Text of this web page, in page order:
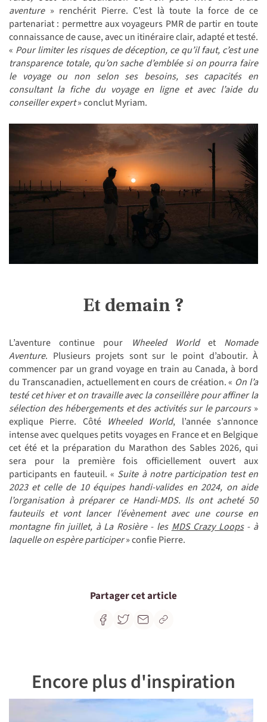
aventure» renchérit Pierre. C’est là toute la force de ce
partenariat : permettre aux voyageurs PMR de partir en toute
connaissance de cause, avec un itinéraire clair, adapté et testé.
« Pour limiter les risques de déception, ce qu’il faut, c’est une
transparence totale, qu’on sache d’emblée si on pourra faire
le voyage ou non selon ses besoins, ses capacités en
consultant la fiche du voyage en ligne et avec l’aide du
conseiller expert» conclut Myriam.
Et demain ?
L’aventure continue pour Wheeled Worldet Nomade
Aventure. Plusieurs projets sont sur le point d’aboutir. À
commencer par un grand voyage en train au Canada, à bord
du Transcanadien, actuellement en cours de création. « On l’a
testé cet hiver et on travaille avec la conseillère pour affiner la
sélection des hébergements et des activités sur le parcours»
explique Pierre. Côté Wheeled World, l’année s’annonce
intense avec quelques petits voyages en France et en Belgique
cet été et la préparation du Marathon des Sables 2026, qui
sera pour la première fois officiellement ouvert aux
participants en fauteuil. « Suite à notre participation test en
2023 et celle de 10 équipes handi-valides en 2024, on aide
l’organisation à préparer ce Handi-MDS. Ils ont acheté 50
fauteuils et vont lancer l’évènement avec une course en
montagne fin juillet, à La Rosière - les MDS Crazy Loops- à
laquelle on espère participer» confie Pierre.
Partager cet article
Encore plus d'inspiration